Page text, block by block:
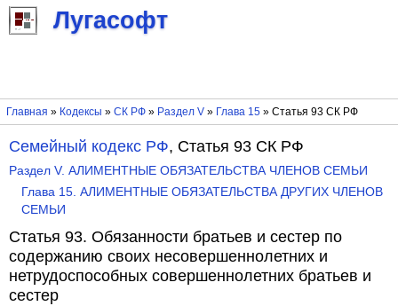
Лугасофт
Главная » Кодексы » СК РФ» Раздел V» Глава 15» Статья 93 СК РФ
Семейный кодекс РФ, Статья 93 СК РФ
Раздел V. АЛИМЕНТНЫЕ ОБЯЗАТЕЛЬСТВА ЧЛЕНОВ СЕМЬИ
Глава 15. АЛИМЕНТНЫЕ ОБЯЗАТЕЛЬСТВА ДРУГИХ ЧЛЕНОВ
СЕМЬИ
Статья 93. Обязанности братьев и сестер по
содержанию своих несовершеннолетних и
нетрудоспособных совершеннолетних братьев и
сестер